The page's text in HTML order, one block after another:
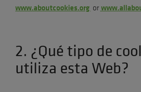
www.aboutcookies.org or
2. ¿Qué tipo de
utiliza esta Web?